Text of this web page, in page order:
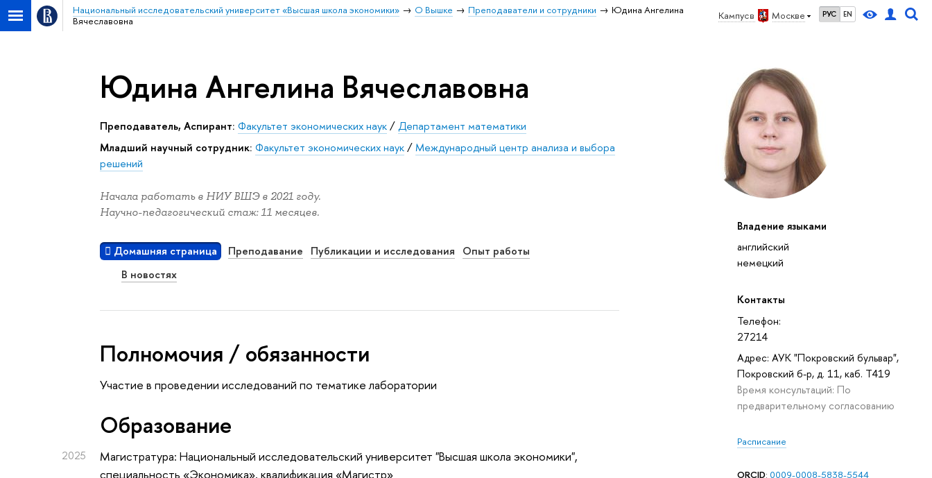
Кампус в Москве РУС EN
Национальный исследовательский университет «Высшая школа экономики» О Вышке Преподаватели и сотрудники
Юдина Ангелина
Вячеславовна
Владение языками
английский
немецкий
Контакты
Телефон:
27214
Адрес: АУК "Покровский бульвар",
Покровский б-р, д. 11, каб. T419
Время консультаций: По
предварительному согласованию
Расписание
ORCID: 0009-0008-5838-5544
Юдина Ангелина Вячеславовна
Преподаватель, Аспирант: Факультет экономических наук/Департамент математики
Младший научный сотрудник: Факультет экономических наук/Международный центр анализа и выбора
решений
Начала работать в НИУ ВШЭ в 2021 году.
Научно-педагогический стаж: 11 месяцев.
Домашняя страница Преподавание Публикации и исследования
Опыт работы
В новостях
Полномочия / обязанности
Участие в проведении исследований по тематике лаборатории
Oбразование
2025
Магистратура: Национальный исследовательский университет "Высшая школа экономики",
специальность «Экономика», квалификация «Магистр»